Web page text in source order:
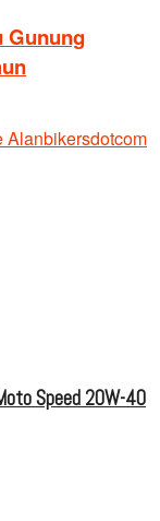
Gunung
Speed 20W-40